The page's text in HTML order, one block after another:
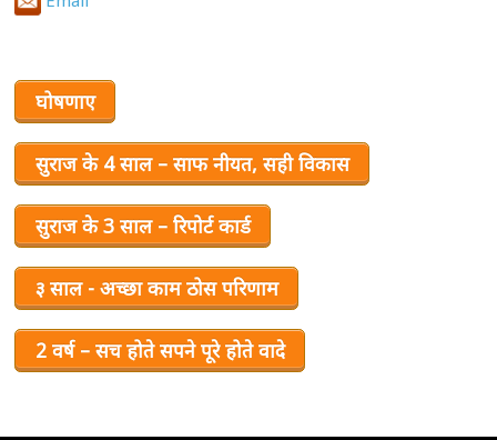
घोषणाए
सुराज के 4 साल – साफ नीयत, सही विकास
सुराज के 3 साल – रिपोर्ट कार्ड
३ साल - अच्छा काम ठोस परिणाम
2 वर्ष – सच होते सपने पूरे होते वादे